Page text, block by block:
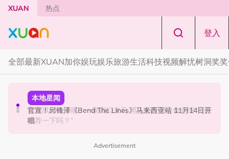
Skip to main content
XUAN 热点
登入
全部最新XUAN加你娱玩娱乐旅游生活科技视频解忧树洞奖
中港台新
63岁关之琳被曝新男友小她36岁！亲自发文回应 “奶孙恋”
中港台新
范玮琪大马开唱！一家四口来马 黑人公开寻美食介绍“可以
推荐一下吗？”
本地星闻
官宣！邱锋泽《Bend The Lines》马来西亚站 11月14日开
唱
Advertisement